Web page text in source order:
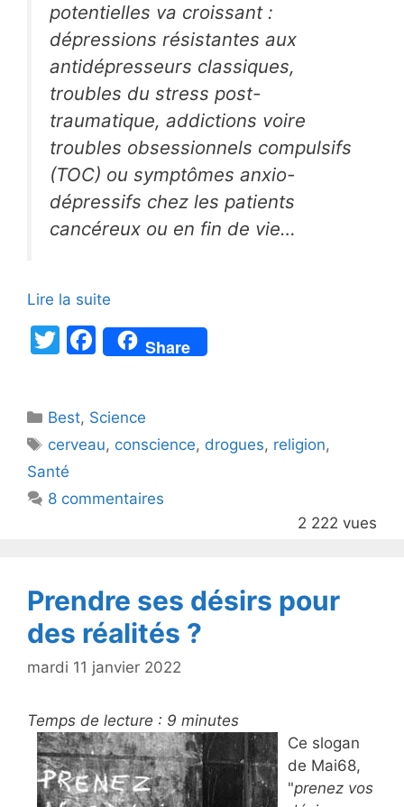
potentielles va croissant :
dépressions résistantes aux
antidépresseurs classiques,
troubles du stress post-
traumatique, addictions voire
troubles obsessionnels compulsifs
(TOC) ou symptômes anxio-
dépressifs chez les patients
cancéreux ou en fin de vie…
Lire la suite
T
er
F
a
e
b
o
Share
Catégories
Best, Science
Étiquettes
cerveau, conscience, drogues, religion,
Santé
8 commentaires
2 222 vues
Prendre ses désirs pour
des réalités ?
mardi 11 janvier 2022
Temps de lecture : 9 minutes
Ce slogan
de Mai68,
"prenez vos